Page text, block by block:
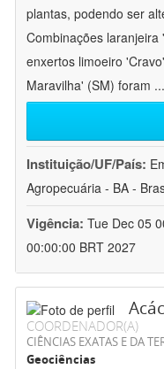
plantas, podendo ser
Combinações
enxertos limoeiro
Maravilha' (SM) foram ...
Instituição/UF/País:
Agropecuária - BA -
Vigência: Tue Dec 05
00:00:00 BRT 2027
COORDENADOR(A)
CIÊNCIAS EXATAS E DA
Geociências